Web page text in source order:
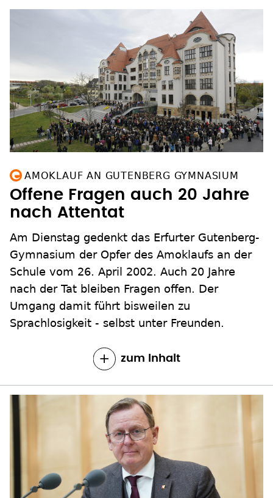
AMOKLAUF AN GUTENBERG GYMNASIUM
Offene Fragen auch 20 Jahre
nach Attentat
Am Dienstag gedenkt das Erfurter Gutenberg-
Gymnasium der Opfer des Amoklaufs an der
Schule vom 26. April 2002. Auch 20 Jahre
nach der Tat bleiben Fragen offen. Der
Umgang damit führt bisweilen zu
Sprachlosigkeit - selbst unter Freunden.
zum Inhalt